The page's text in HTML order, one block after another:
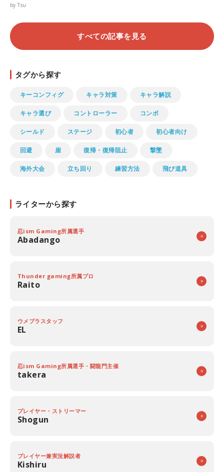
by Tsu
すべての記事を見る
タグから探す
キーコンフィグ キャラ対策 キャラ解説
キャラ選び コントローラー コンボ
シールド ステージ 初心者 初心者向け
回避 崖 復帰・復帰阻止 撃墜
海外大会 立ち回り 練習方法 飛び道具
ライターから探す
忍ism Gaming所属選手
Abadango
Thunder gaming所属プロ
Raito
ウメブラスタッフ
EL
忍ism Gaming所属選手・闘龍門主催
takera
プレイヤー・ストリーマー
Shogun
プレイヤー兼実況解説者
Kishiru